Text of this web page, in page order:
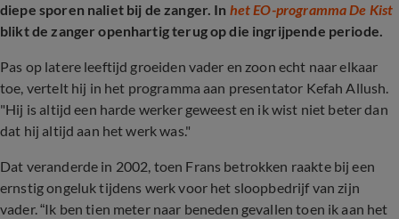
diepe sporen naliet bij de zanger. In het EO-programma De Kist
blikt de zanger openhartig terug op die ingrijpende periode.
Pas op latere leeftijd groeiden vader en zoon echt naar elkaar
toe, vertelt hij in het programma aan presentator Kefah Allush.
"Hij is altijd een harde werker geweest en ik wist niet beter dan
dat hij altijd aan het werk was."
Dat veranderde in 2002, toen Frans betrokken raakte bij een
ernstig ongeluk tijdens werk voor het sloopbedrijf van zijn
vader. “Ik ben tien meter naar beneden gevallen toen ik aan het